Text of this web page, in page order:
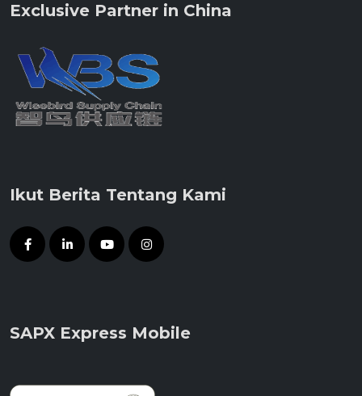
Exclusive Partner in China
Ikut Berita Tentang Kami
SAPX Express Mobile